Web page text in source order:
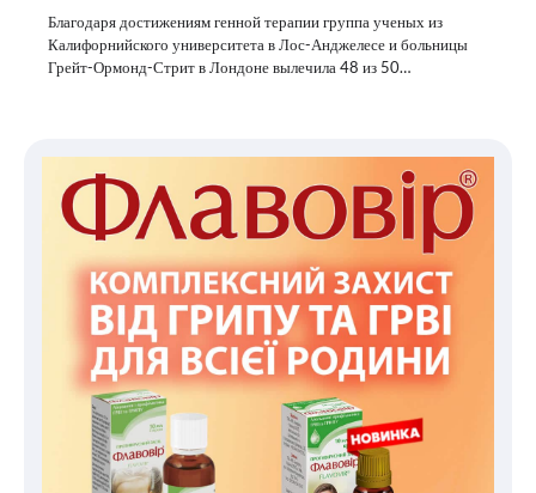
Благодаря достижениям генной терапии группа ученых из
Калифорнийского университета в Лос-Анджелесе и больницы
Грейт-Ормонд-Стрит в Лондоне вылечила 48 из 50…